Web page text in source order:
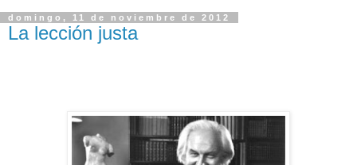
domingo, 11 de noviembre de 2012
La lección justa